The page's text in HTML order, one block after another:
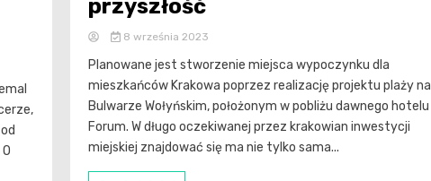
przyszłość
8 września 2023
Planowane jest stworzenie miejsca wypoczynku dla
mieszkańców Krakowa poprzez realizację projektu plaży na
Bulwarze Wołyńskim, położonym w pobliżu dawnego hotelu
Forum. W długo oczekiwanej przez krakowian inwestycji
miejskiej znajdować się ma nie tylko sama...